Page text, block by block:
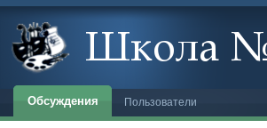
Обсуждения Пользователи